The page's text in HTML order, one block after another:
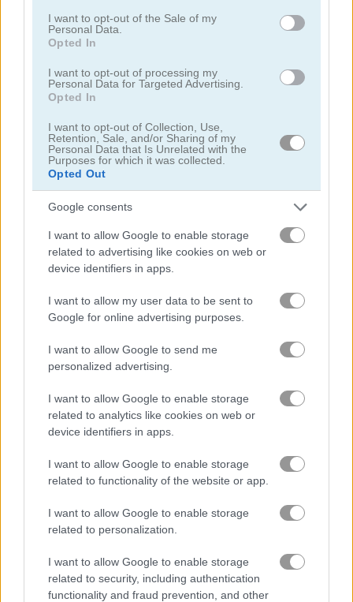
use your data for below specified purposes in below Google
consent section.
I want to opt-out of the Sale of my
Personal Data.
Opted In
I want to opt-out of processing my
Personal Data for Targeted Advertising.
Opted In
I want to opt-out of Collection, Use,
Retention, Sale, and/or Sharing of my
Personal Data that Is Unrelated with the
Purposes for which it was collected.
Opted Out
Google consents
I want to allow Google to enable storage
related to advertising like cookies on web or
device identifiers in apps.
I want to allow my user data to be sent to
Google for online advertising purposes.
I want to allow Google to send me
personalized advertising.
I want to allow Google to enable storage
related to analytics like cookies on web or
device identifiers in apps.
I want to allow Google to enable storage
related to functionality of the website or app.
I want to allow Google to enable storage
related to personalization.
I want to allow Google to enable storage
related to security, including authentication
functionality and fraud prevention, and other
bóng
bóng chày
bóng rổ
bowling
quyền anh
cricket
rugby
trượt ván
bóng chuyền